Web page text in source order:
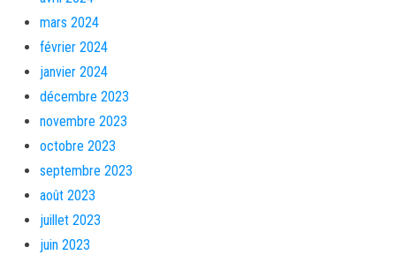
mars 2024
février 2024
janvier 2024
décembre 2023
novembre 2023
octobre 2023
septembre 2023
août 2023
juillet 2023
juin 2023